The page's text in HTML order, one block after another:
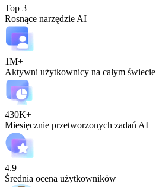
Top 3
Rosnące narzędzie AI
1M+
Aktywni użytkownicy na całym świecie
430K+
Miesięcznie przetworzonych zadań AI
4.9
Średnia ocena użytkowników